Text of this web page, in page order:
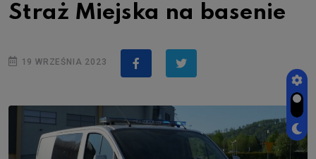
Straż Miejska na basenie
19 WRZEŚNIA 2023